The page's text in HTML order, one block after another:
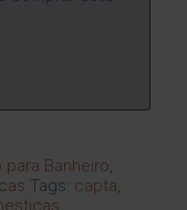
Banheiro,
Tags: capta,